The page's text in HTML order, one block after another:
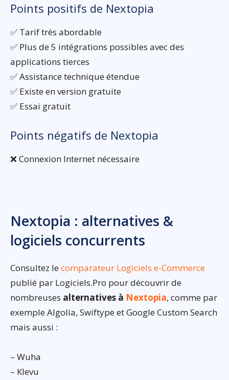
Points positifs de Nextopia
✅ Tarif très abordable
✅ Plus de 5 intégrations possibles avec des
applications tierces
✅ Assistance technique étendue
✅ Existe en version gratuite
✅ Essai gratuit
Points négatifs de Nextopia
❌ Connexion Internet nécessaire
Nextopia : alternatives &
logiciels concurrents
Consultez lecomparateur Logiciels e-Commerce
publié par Logiciels.Pro pour découvrir de
nombreuses alternatives à Nextopia, comme par
exemple Algolia, Swiftype et Google Custom Search
mais aussi :
– Wuha
– Klevu